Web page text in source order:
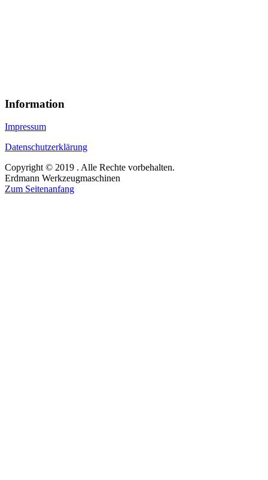
Information
Impressum
Datenschutzerklärung
Copyright © 2019 . Alle Rechte vorbehalten.
Erdmann Werkzeugmaschinen
Zum Seitenanfang